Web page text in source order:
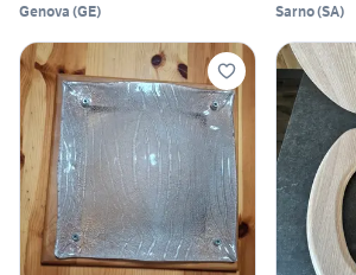
Genova (GE) Sarno(SA)